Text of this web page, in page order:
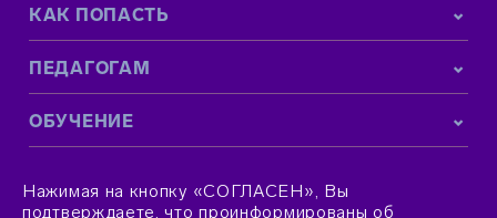
КАК ПОПАСТЬ
ПЕДАГОГАМ
ОБУЧЕНИЕ
Нажимая на кнопку «СОГЛАСЕН», Вы
подтверждаете, что проинформированы об